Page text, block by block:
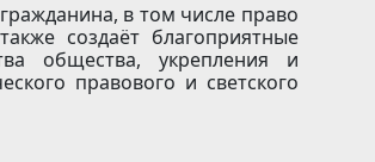
в том числе право
создаёт благоприятные
общества, укрепления и
правового и светского